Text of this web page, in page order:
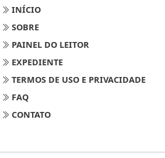
INÍCIO
SOBRE
PAINEL DO LEITOR
EXPEDIENTE
TERMOS DE USO E PRIVACIDADE
FAQ
CONTATO